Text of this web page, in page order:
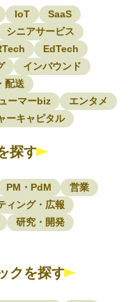
IoT
SaaS
シニアサービス
EdTech
インバウンド
配送
ーマーbiz
エンタメ
ーキャピタル
探す
PM・PdM
営業
ィング・広報
研究・開発
クを探す